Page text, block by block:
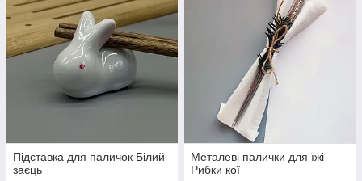
Підставка для паличок Білий
заєць
Металеві палички для їжі
Рибки кої